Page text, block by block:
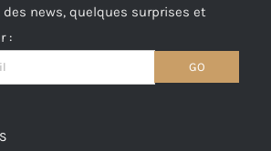
des news, quelques surprises et
: